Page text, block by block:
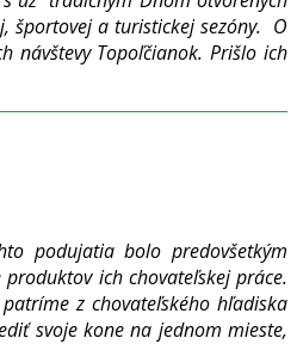
športovej a turistickej sezóny. O
návštevy Topoľčianok. Prišlo ich
podujatia bolo predovšetkým
ich chovateľskej práce.
z chovateľského hľadiska
svoje kone na jednom mieste,